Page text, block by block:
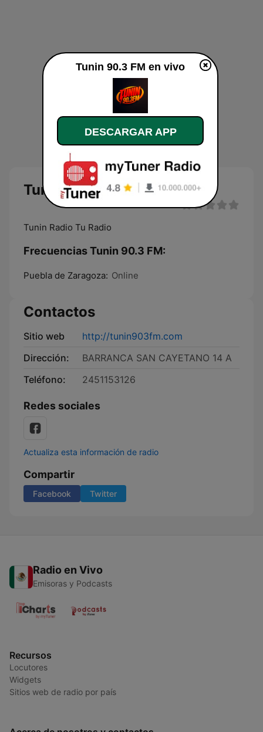
Tunin 90.3 FM en vivo
Tunin Radio Tu Radio
Frecuencias Tunin 90.3 FM:
Puebla de Zaragoza: Online
Contactos
Sitio web
http://tunin903fm.com
Dirección:
BARRANCA SAN CAYETANO 14 A
Teléfono:
2451153126
Redes sociales
Actualiza esta información de radio
Compartir
Facebook Twitter
Radio en Vivo
Emisoras y Podcasts
Recursos
Locutores
Widgets
Sitios web de radio por país
Tunin 90.3 FM en vivo
DESCARGAR APP